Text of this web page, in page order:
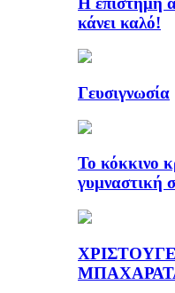
κάνει καλό!
Γευσιγνωσία
Το κόκκινο
γυμναστική